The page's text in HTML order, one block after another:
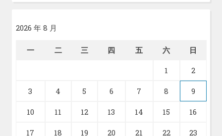
2026 年 8 月
一 二 三 四 五 六 日
1 2
3 4 5 6 7 8 9
10 11 12 13 14 15 16
17 18 19 20 21 22 23